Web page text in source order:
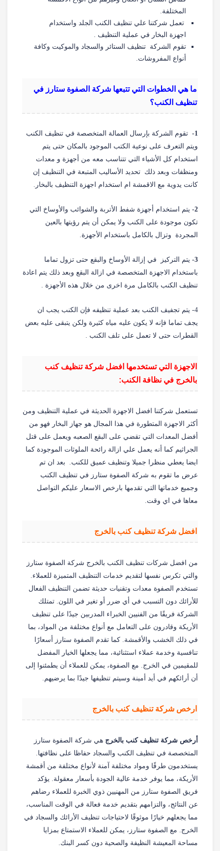
المختلفة.
تعمل شركتنا علي تنظيف الكنب الجلد واستخدام
اجهزة البخار في عملية التنظيف .
تقوم الشركة تنظيف الستائر والسجاد والموكيت وكافة
أنواع المفروشات.
ما هي الخطوات التي تتبعها شركة الصفوة ستارز في
تنظيف الكنب؟
1-
تقوم الشركة بإرسال العمالة المتخصصة في تنظيف الكنب
ويتم التعرف على نوعية الكتب الموجود بالمكان حتى يتم
استخدام كل الأشياء التي تتناسب معه من أجهزة و معدات
ومنظفات وبعد ذلك تحديد الأساليب المتبعة في التنظيف إن
كانت يدوية مع الاقمشة ام استخدام اجهزة التنظيف بالبخار.
2-
يتم استخدام أجهزة شفط الأتربة والشوائب والأوساخ التي
تكون موجودة على الكنب ولا يمكن أن يتم رؤيتها بالعين
المجردة وتزال بالكامل باستخدام الأجهزة.
3-
يتم التركيز في إزالة الأوساخ والبقع حتى تزول تماما
باستخدام الاجهزة المتخصصة في ازالة البقع وبعد ذلك يتم اعادة
تنظيف الكنب بالكامل مرة اخرى من خلال هذه الأجهزة .
4- يتم تجفيف الكنب بعد عملية تنظيفه فإن الكنب يجب ان
يجف تماما فإنه لا يكون عليه مياه كثيرة ولكن يتبقى عليه بعض
القطرات حتى لا تعمل على تلف الكنب .
الاجهزة التي تستخدمها افضل شركة تنظيف كنب
بالخرج في نظافة الكنب:
تستعمل شركتنا افضل الاجهزة الحديثة في عملية التنظيف ومن
أكثر الاجهزة المتطورة في هذا المجال هو جهاز البخار فهو من
أفضل المعدات التي تقضي على البقع الصعبه ويعمل على قتل
الجراثيم كما أنه يعمل علي ازالة رائحة الملوثات الموجودة كما
ايضا يعطي منظرا جميلا وتنظيف عميق للكنب. بعد ان تم
عرض ما تقوم به شركة الصفوة ستارز في تنظيف الكنب
وجميع خدماتها التي تقدمها بارخص الاسعار عليكم التواصل
معاها في اي وقت.
افضل شركة تنظيف كنب بالخرج
من افضل شركات تنظيف الكنب بالخرج شركة الصفوة ستارز
والتي تكرس نفسها لتقديم خدمات التنظيف المتميزة للعملاء.
تستخدم الصفوة معدات وتقنيات حديثة تضمن التنظيف الفعال
للأرائك دون التسبب في أي ضرر أو تغير في اللون. تمتلك
الشركة فريقًا من الفنيين الخبراء المدربين جيدًا على تنظيف
الأريكة وقادرون على التعامل مع أنواع مختلفة من المواد، بما
في ذلك الخشب والأقمشة. كما تقدم الصفوة ستارز أسعارًا
تنافسية وخدمة عملاء استثنائية، مما يجعلها الخيار المفضل
للمقيمين في الخرج. مع الصفوة، يمكن للعملاء أن يطمئنوا إلى
أن أرائكهم في أيد أمينة وسيتم تنظيفها جيدًا بما يرضيهم.
ارخص شركة تنظيف كنب بالخرج
أرخص شركة تنظيف كنب بالخرج هي شركة الصفوة ستارز
المتخصصة في تنظيف الكنب والسجاد حفاظا على نظافتها.
يستخدمون طرقًا ومواد مختلفة آمنة لأنواع مختلفة من أقمشة
الأريكة، مما يوفر خدمة عالية الجودة بأسعار معقولة. يؤكد
فريق الصفوة ستارز من المهنيين ذوي الخبرة للعملاء رضاهم
عن النتائج، والتزامهم بتقديم خدمة فعالة في الوقت المناسب،
مما يجعلهم خيارًا موثوقًا لاحتياجات تنظيف الأرائك والسجاد في
الخرج. مع الصفوة ستارز، يمكن للعملاء الاستمتاع بمزايا
مساحة المعيشة النظيفة والصحية دون كسر البنك.